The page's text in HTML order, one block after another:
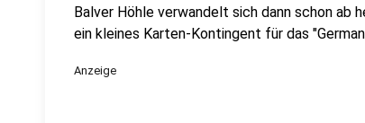
Balver Höhle verwandelt sich dann schon ab
ein kleines Karten-Kontingent für das
Anzeige